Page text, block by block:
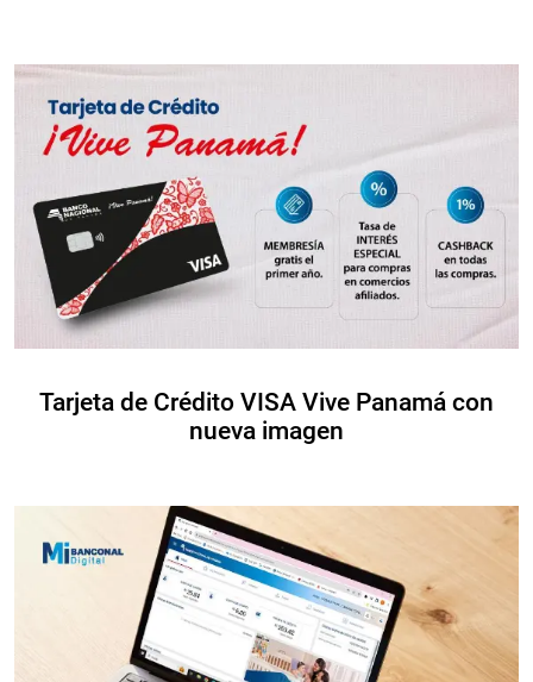
Tarjeta de Crédito VISA Vive Panamá con
nueva imagen